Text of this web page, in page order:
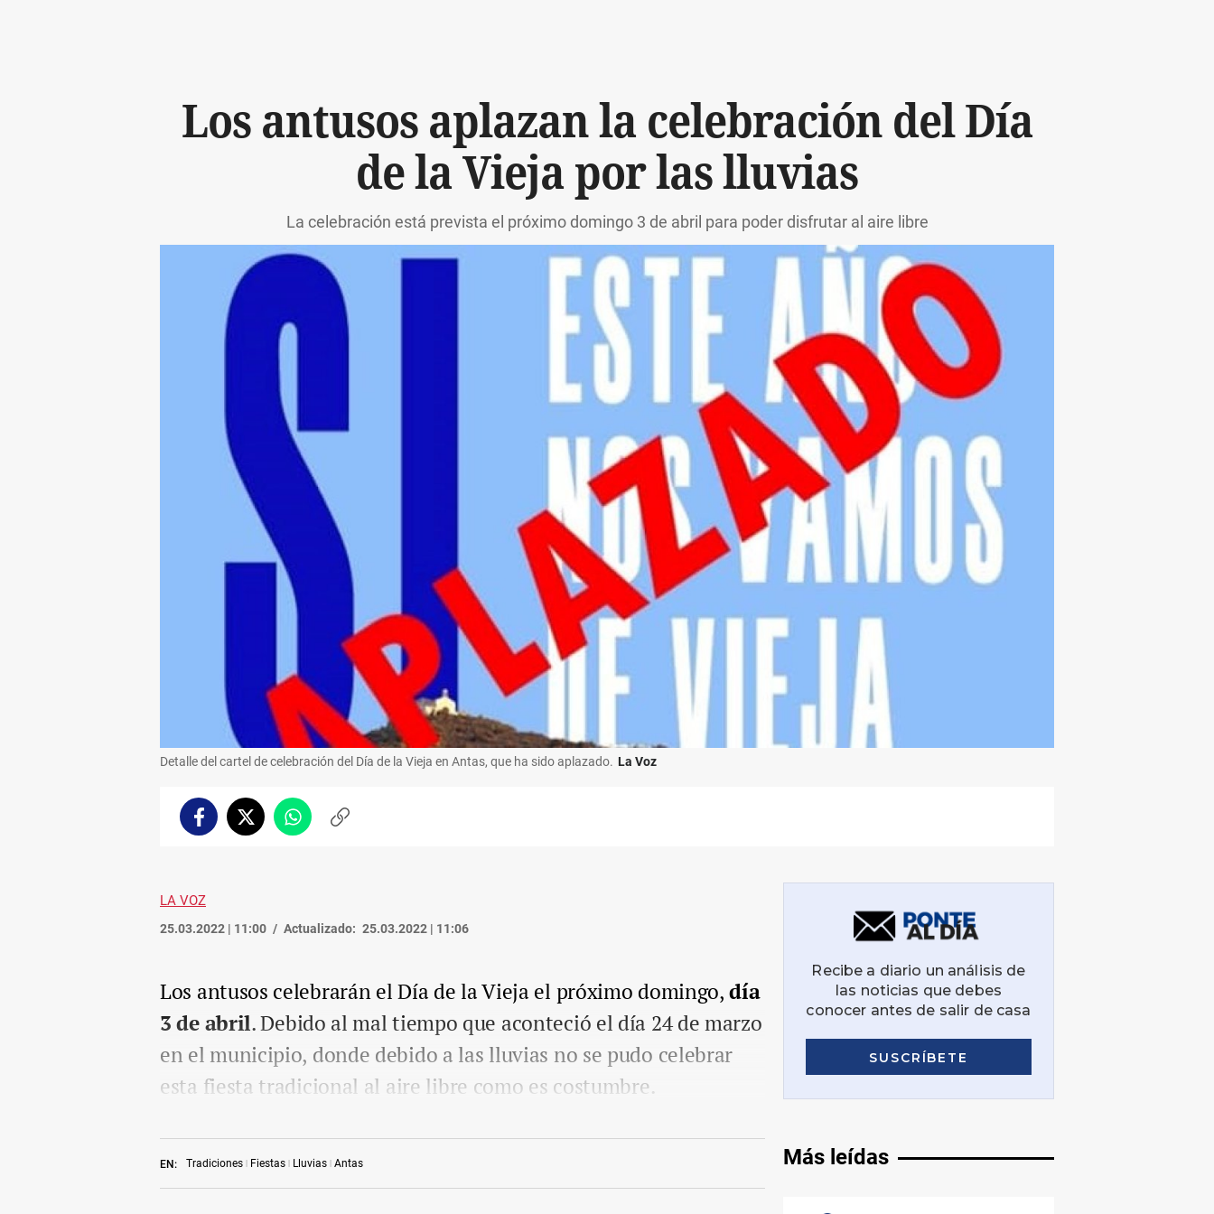
Los antusos aplazan la celebración del Día
de la Vieja por las lluvias
La celebración está prevista el próximo domingo 3 de abril para poder disfrutar al aire libre
Detalle del cartel de celebración del Día de la Vieja en Antas, que ha sido aplazado. La Voz
FacebookTwitterWhatsappCopiar
LA VOZ
25.03.2022 | 11:00 Actualizado: 25.03.2022 | 11:06
EN: Tradiciones Fiestas Lluvias Antas
Los antusos celebrarán el Día de la Vieja el próximo domingo,día
3 de abril. Debido al mal tiempo que aconteció el día 24 de marzo
en el municipio, donde debido a las lluvias no se pudo celebrar
esta fiesta tradicional al aire libre como es costumbre.
Más leídas